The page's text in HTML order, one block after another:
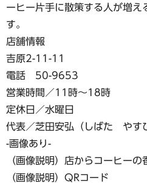
ーヒー片手に散策する人が増え
す。
店舗情報
吉原2-11-11
電話 50-9653
営業時間／11時〜18時
定休日／水曜日
代表／芝田安弘（しばた やす
-画像あり-
（画像説明）店からコーヒーの
（画像説明）QRコード